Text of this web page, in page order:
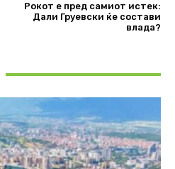
Рокот е пред самиот истек:
Дали Груевски ќе состави
влада?